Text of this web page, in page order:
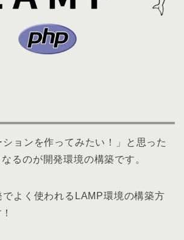
ションを作ってみたい！」と思った
るのが開発環境の構築です。
よく使われるLAMP環境の構築方